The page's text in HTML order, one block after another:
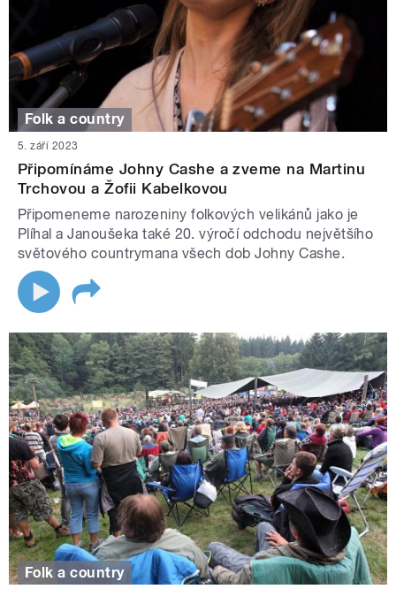
Folk a country
5. září 2023
Připomínáme Johny Cashe a zveme na Martinu
Trchovou a Žofii Kabelkovou
Připomeneme narozeniny folkových velikánů jako je
Plíhal a Janoušeka také 20. výročí odchodu největšího
světového countrymana všech dob Johny Cashe.
Folk a country